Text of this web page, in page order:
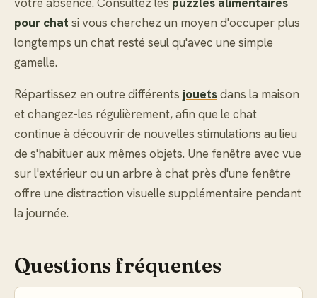
pour chat si vous cherchez un moyen d'occuper plus
longtemps un chat resté seul qu'avec une simple
gamelle.
Répartissez en outre différents jouetsdans la maison
et changez-les régulièrement, afin que le chat
continue à découvrir de nouvelles stimulations au lieu
de s'habituer aux mêmes objets. Une fenêtre avec vue
sur l'extérieur ou un arbre à chat près d'une fenêtre
offre une distraction visuelle supplémentaire pendant
la journée.
Questions fréquentes